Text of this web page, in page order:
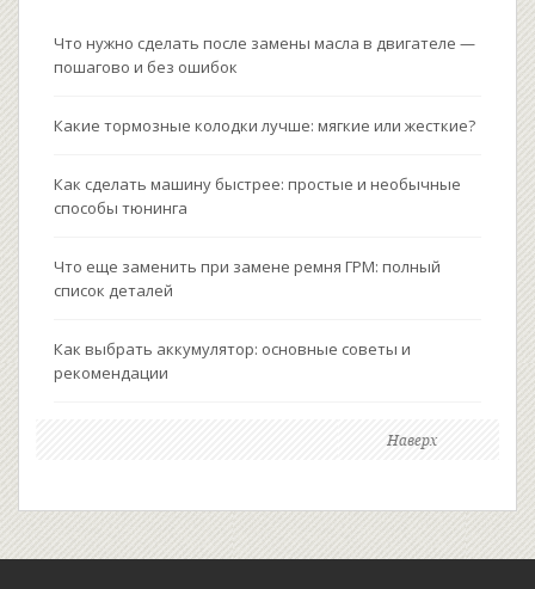
Что нужно сделать после замены масла в двигателе —
пошагово и без ошибок
Какие тормозные колодки лучше: мягкие или жесткие?
Как сделать машину быстрее: простые и необычные
способы тюнинга
Что еще заменить при замене ремня ГРМ: полный
список деталей
Как выбрать аккумулятор: основные советы и
рекомендации
Наверх